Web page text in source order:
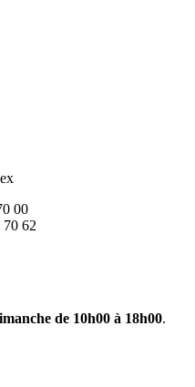
00
62
de 10h00 à 18h00.